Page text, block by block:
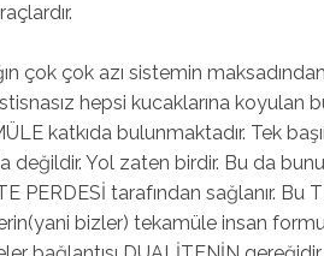
çok çok azı sistemin
hepsi kucaklarına
katkıda bulunmaktadır. Tek
değildir. Yol zaten birdir. Bu da
PERDESİ tarafından sağlanır. Bu
bizler) tekamüle insan